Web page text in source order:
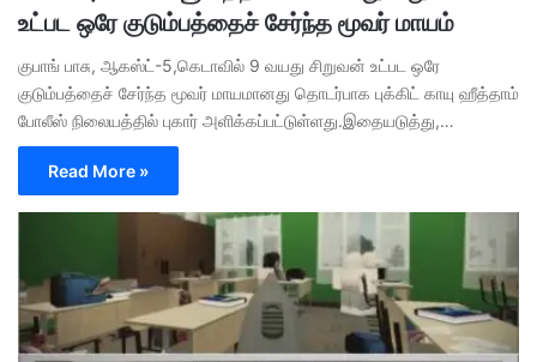
உட்பட ஒரே குடும்பத்தைச் சேர்ந்த மூவர் மாயம்
குபாங் பாசு, ஆகஸ்ட்-5,கெடாவில் 9 வயது சிறுவன் உட்பட ஒரே
குடும்பத்தைச் சேர்ந்த மூவர் மாயமானது தொடர்பாக புக்கிட் காயு ஹீத்தாம்
போலீஸ் நிலையத்தில் புகார் அளிக்கப்பட்டுள்ளது.இதையடுத்து,…
Read More »